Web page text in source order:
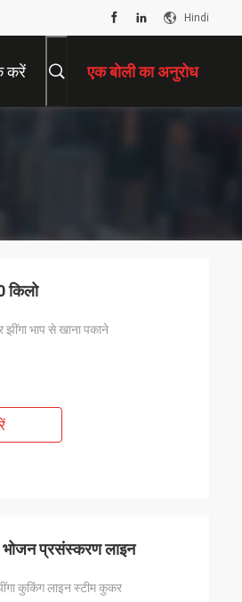
Hindi
करें एक बोली का अनुरोध
किलो
भाप से खाना पकाने
भोजन प्रसंस्करण लाइन
कुकिंग लाइन स्टीम कुकर